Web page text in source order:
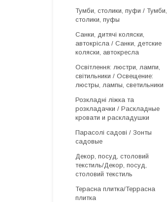
Тумби, столики, пуфи / Тумби,
столики, пуфы
Санки, дитячі коляски,
автокрісла / Санки, детские
коляски, автокресла
Освітлення: люстри, лампи,
світильники / Освещение:
люстры, лампы, светильники
Розкладні ліжка та
розкладачки / Раскладные
кровати и раскладушки
Парасолі садові / Зонты
садовые
Декор, посуд, столовий
текстиль/Декор, посуд,
столовий текстиль
Терасна плитка/Террасна
плитка